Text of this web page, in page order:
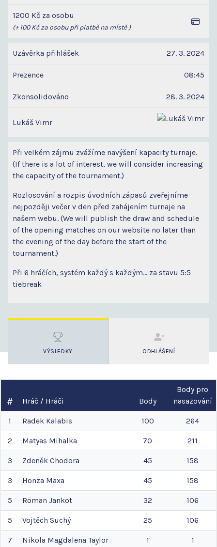
1200 Kč za osobu
(+ 100 Kč za osobu při platbě na místě )
Uzávěrka přihlášek 27. 3. 2024
Prezence 08:45
Zkonsolidováno 28. 3. 2024
Lukáš Vimr
Při velkém zájmu zvážíme navýšení kapacity turnaje.
(If there is a lot of interest, we will consider increasing
the capacity of the tournament.)
Rozlosování a rozpis úvodních zápasů zveřejníme
nejpozději večer v den před zahájením turnaje na
našem webu. (We will publish the draw and schedule
of the opening matches on our website no later than
the evening of the day before the start of the
tournament.)
Při 6 hráčích, systém každý s každým... za stavu 5:5
tiebreak
VÝSLEDKY ODHLÁŠENÍ
Hráč / Hráči Body
Body pro
nasazování
1 Radek Kalabis 100 264
2 Matyas Mihalka 70 211
3 Zdeněk Chodora 45 158
3 Honza Maxa 45 158
5 Roman Jankot 32 106
5 Vojtěch Suchý 25 106
7 Nikola Magdalena Taylor 1 1